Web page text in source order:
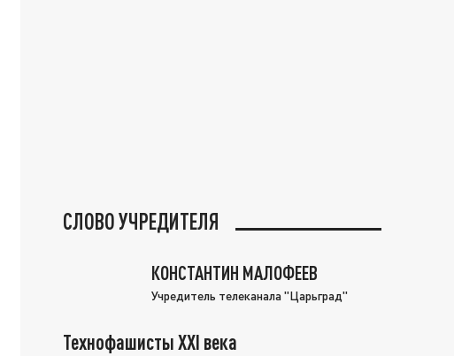
СЛОВО УЧРЕДИТЕЛЯ
КОНСТАНТИН МАЛОФЕЕВ
Учредитель телеканала "Царьград"
Технофашисты XXI века